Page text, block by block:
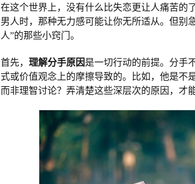
在这个世界上，没有什么比失恋更让人痛苦的
男人时，那种无力感可能让你无所适从。但别
人”的那些小窍门。
首先， 理解分手原因是一切行动的前提。分手
式或价值观念上的摩擦导致的。比如，他是不
而非理智讨论？弄清楚这些深层次的原因，才